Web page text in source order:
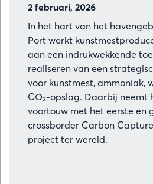
2 februari, 2026
In het hart van het
Port werkt
aan een indrukwekkende
realiseren van een
voor kunstmest, ammoniak,
CO₂-opslag. Daarbij neemt
voortouw met het eerste en
crossborder Carbon
project ter wereld.